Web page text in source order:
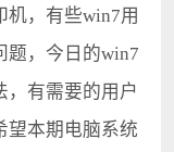
机，有些win7用
题，今日的win7
，有需要的用户
望本期电脑系统